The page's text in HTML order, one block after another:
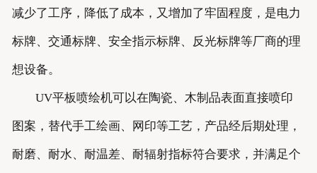
减少了工序，降低了成本，又增加了牢固程度，是电力
标牌、交通标牌、安全指示标牌、反光标牌等厂商的理
想设备。
UV平板喷绘机可以在陶瓷、木制品表面直接喷印
图案，替代手工绘画、网印等工艺，产品经后期处理，
耐磨、耐水、耐温差、耐辐射指标符合要求，并满足个